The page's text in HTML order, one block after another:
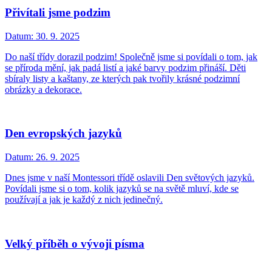
Přivítali jsme podzim
Datum: 30. 9. 2025
Do naší třídy dorazil podzim! Společně jsme si povídali o tom, jak
se příroda mění, jak padá listí a jaké barvy podzim přináší. Děti
sbíraly listy a kaštany, ze kterých pak tvořily krásné podzimní
obrázky a dekorace.
Den evropských jazyků
Datum: 26. 9. 2025
Dnes jsme v naší Montessori třídě oslavili Den světových jazyků.
Povídali jsme si o tom, kolik jazyků se na světě mluví, kde se
používají a jak je každý z nich jedinečný.
Velký příběh o vývoji písma